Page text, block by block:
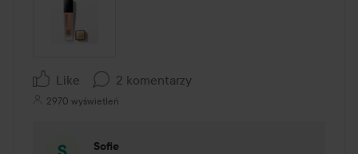
Like 2 komentarzy
2970 wyświetleń
Sofie